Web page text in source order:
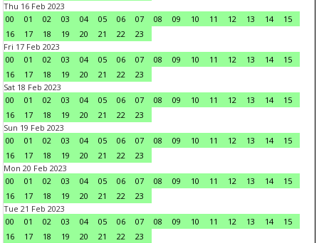
Thu 16 Feb 2023
00
01 02 03 04 05 06 07 08 09 10 11 12 13 14
15
16
17 18 19 20 21 22
23
Fri 17 Feb 2023
00
01 02 03 04 05 06 07 08 09 10 11 12 13 14
15
16
17 18 19 20 21 22
23
Sat 18 Feb 2023
00
01 02 03 04 05 06 07 08 09 10 11 12 13 14
15
16
17 18 19 20 21 22
23
Sun 19 Feb 2023
00
01 02 03 04 05 06 07 08 09 10 11 12 13 14
15
16
17 18 19 20 21 22
23
Mon 20 Feb 2023
00
01 02 03 04 05 06 07 08 09 10 11 12 13 14
15
16
17 18 19 20 21 22
23
Tue 21 Feb 2023
00
01 02 03 04 05 06 07 08 09 10 11 12 13 14
15
16
17 18 19 20 21 22
23